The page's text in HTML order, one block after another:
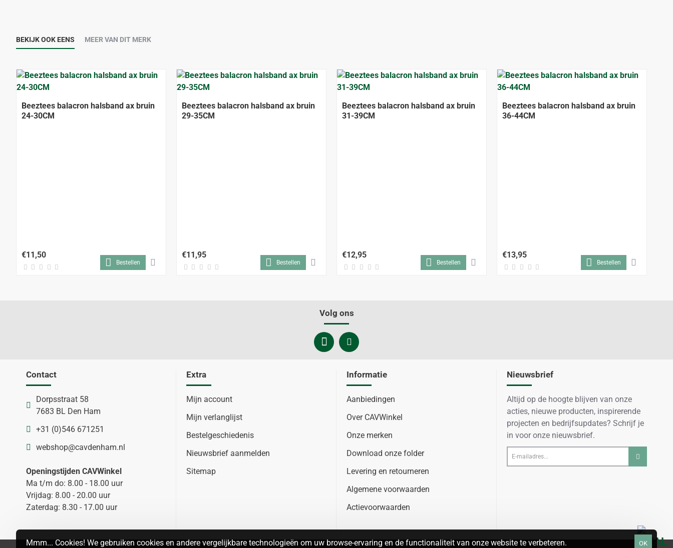
Mmm... Cookies! We gebruiken cookies en andere vergelijkbare technologieën om uw browse-ervaring en de functionaliteit van onze website te verbeteren. OK
BEKIJK OOK EENS MEER VAN DIT MERK
Beeztees balacron halsband ax bruin
24-30CM
€11,50
Bestellen
Beeztees balacron halsband ax bruin
29-35CM
€11,95
Bestellen
Beeztees balacron halsband ax bruin
31-39CM
€12,95
Bestellen
Beeztees balacron halsband ax bruin
36-44CM
€13,95
Bestellen
Volg ons
Contact
Dorpsstraat 58
7683 BL Den Ham
+31 (0)546 671251
webshop@cavdenham.nl
Openingstijden CAVWinkel
Ma t/m do: 8.00 - 18.00 uur
Vrijdag: 8.00 - 20.00 uur
Zaterdag: 8.30 - 17.00 uur
Extra
Mijn account
Mijn verlanglijst
Bestelgeschiedenis
Nieuwsbrief aanmelden
Sitemap
Informatie
Aanbiedingen
Over CAVWinkel
Onze merken
Download onze folder
Levering en retourneren
Algemene voorwaarden
Actievoorwaarden
Nieuwsbrief
Altijd op de hoogte blijven van onze
acties, nieuwe producten, inspirerende
projecten en bedrijfsupdates? Schrijf je
in voor onze nieuwsbrief.
E-
mailadres...